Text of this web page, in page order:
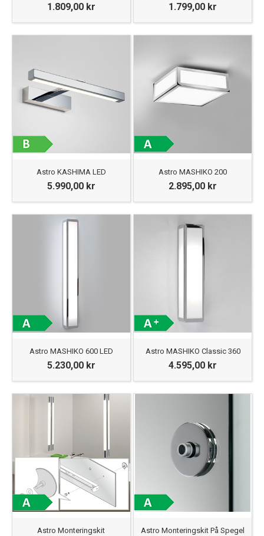
1.809,00 kr 1.799,00 kr
Astro KASHIMA LED
5.990,00 kr
Astro MASHIKO 200
2.895,00 kr
Astro MASHIKO 600 LED
5.230,00 kr
Astro MASHIKO Classic 360
4.595,00 kr
Astro Monteringskit Astro Monteringskit På Spegel